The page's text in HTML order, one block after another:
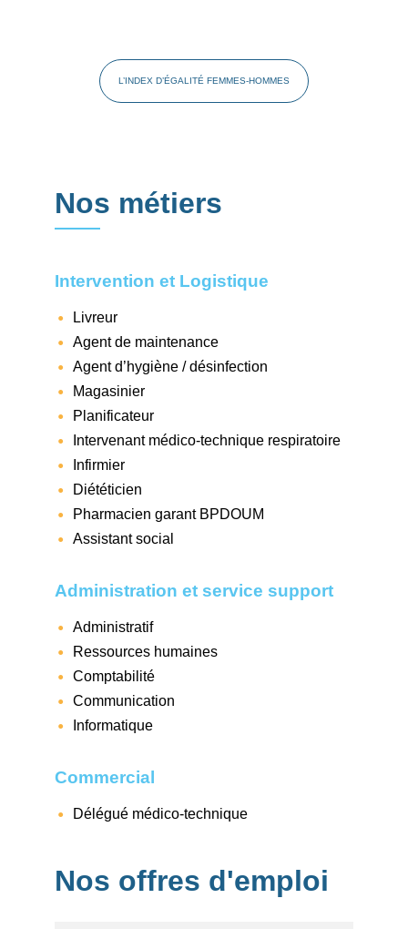
L’INDEX D’ÉGALITÉ FEMMES-HOMMES
Nos métiers
Intervention et Logistique
Livreur
Agent de maintenance
Agent d’hygiène / désinfection
Magasinier
Planificateur
Intervenant médico-technique respiratoire
Infirmier
Diététicien
Pharmacien garant BPDOUM
Assistant social
Administration et service support
Administratif
Ressources humaines
Comptabilité
Communication
Informatique
Commercial
Délégué médico-technique
Nos offres d'emploi